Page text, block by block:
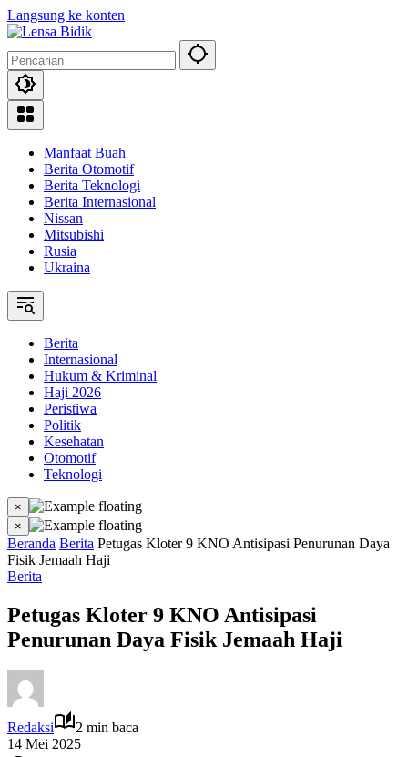
Langsung ke konten
Manfaat Buah
Berita Otomotif
Berita Teknologi
Berita Internasional
Nissan
Mitsubishi
Rusia
Ukraina
Berita
Internasional
Hukum & Kriminal
Haji 2026
Peristiwa
Politik
Kesehatan
Otomotif
Teknologi
×
×
Beranda Berita Petugas Kloter 9 KNO Antisipasi Penurunan Daya
Fisik Jemaah Haji
Berita
Petugas Kloter 9 KNO Antisipasi
Penurunan Daya Fisik Jemaah Haji
Redaksi
2 min baca
14 Mei 2025